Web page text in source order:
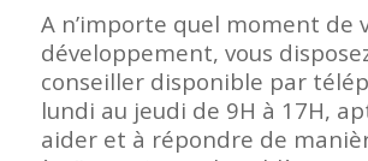
A n’importe quel moment de
développement, vous
conseiller disponible par
lundi au jeudi de 9H à 17H,
aider et à répondre de